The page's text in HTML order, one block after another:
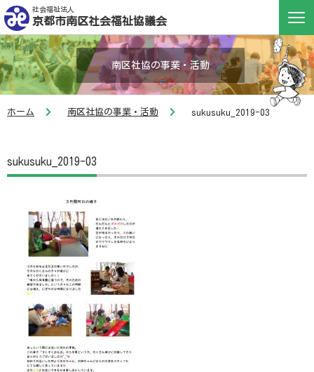
社会福祉法人
京都市南区社会福祉協議会
南区社協の事業・活動
ホーム 南区社協の事業・活動 sukusuku_2019-03
sukusuku_2019-03